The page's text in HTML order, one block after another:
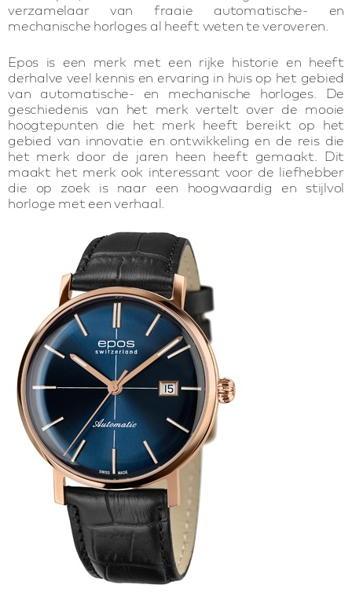
verzamelaar van fraaie automatische- en
mechanische horloges al heeft weten te veroveren.
Epos is een merk met een rijke historie en heeft
derhalve veel kennis en ervaring in huis op het gebied
van automatische- en mechanische horloges. De
geschiedenis van het merk vertelt over de mooie
hoogtepunten die het merk heeft bereikt op het
gebied van innovatie en ontwikkeling en de reis die
het merk door de jaren heen heeft gemaakt. Dit
maakt het merk ook interessant voor de liefhebber
die op zoek is naar een hoogwaardig en stijlvol
horloge met een verhaal.